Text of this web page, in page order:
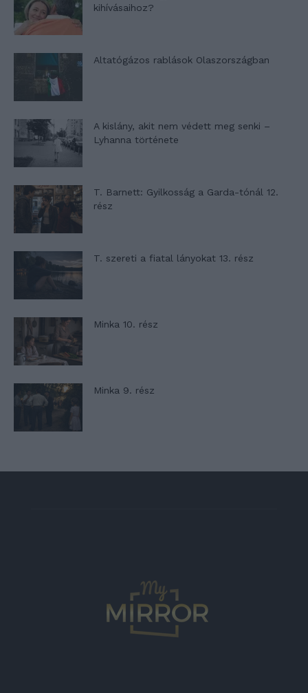
kihívásaihoz?
Altatógázos rablások Olaszországban
A kislány, akit nem védett meg senki –
Lyhanna története
T. Barnett: Gyilkosság a Garda-tónál 12.
rész
T. szereti a fiatal lányokat 13. rész
Minka 10. rész
Minka 9. rész